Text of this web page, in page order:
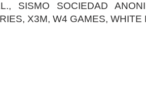
SISMO SOCIEDAD
X3M, W4 GAMES, WHITE